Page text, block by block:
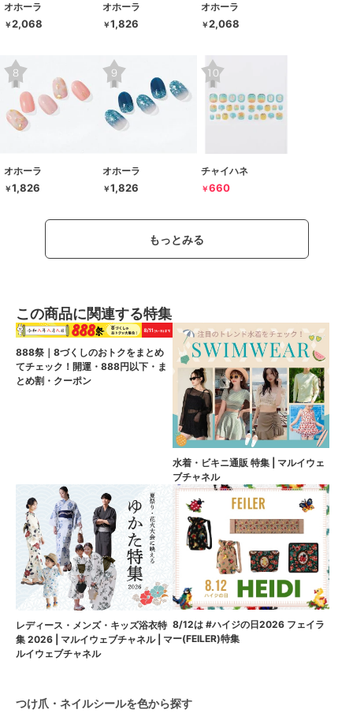
オホーラ
￥2,068
オホーラ
￥1,826
オホーラ
￥2,068
オホーラ
￥1,826
オホーラ
￥1,826
チャイハネ
￥660
もっとみる
この商品に関連する特集
888祭｜8づくしのおトクをまとめ
てチェック！開運・888円以下・ま
とめ割・クーポン
水着・ビキニ通販 特集 | マルイウェ
ブチャネル
レディース・メンズ・キッズ浴衣特
集 2026 | マルイウェブチャネル | マ
ルイウェブチャネル
8/12は #ハイジの日2026 フェイラ
ー(FEILER)特集
つけ爪・ネイルシールを色から探す